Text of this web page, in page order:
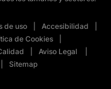
de uso
Accesibilidad
de Cookies
Aviso Legal
Sitemap